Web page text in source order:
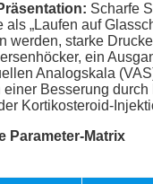
Scharfe
als „Laufen auf
werden, starke
ein
Analogskala
Besserung durch
Kortikosteroid-
Parameter-Matrix